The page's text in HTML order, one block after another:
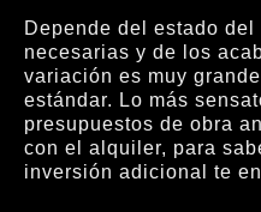
Depende del estado
necesarias y de los
variación es muy
estándar. Lo más
presupuestos de obra
con el alquiler, para
inversión adicional te